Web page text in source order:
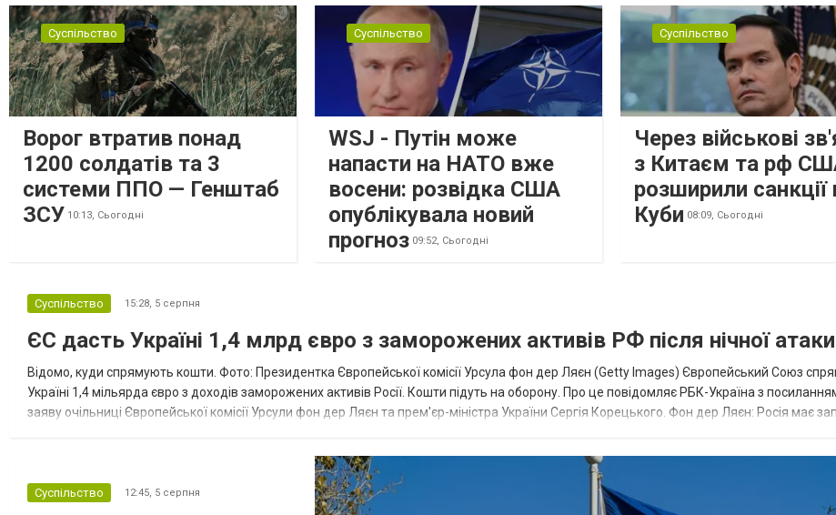
Суспільство
Ворог втратив понад
1200 солдатів та 3
системи ППО — Генштаб
ЗСУ 10:13, Сьогодні
Суспільство
WSJ - Путін може
напасти на НАТО вже
восени: розвідка США
опублікувала новий
прогноз 09:52, Сьогодні
Суспільство
Через військові
з Китаєм та рф
розширили санкції
Куби 08:09, Сьогодні
Суспільство 15:28, 5 серпня
ЄС дасть Україні 1,4 млрд євро з заморожених активів РФ після нічної атаки
Відомо, куди спрямують кошти. Фото: Президентка Європейської комісії Урсула фон дер Ляєн (Getty Images) Європейський Союз
Україні 1,4 мільярда євро з доходів заморожених активів Росії. Кошти підуть на оборону. Про це повідомляє РБК-Україна з
заяву очільниці Європейської комісії Урсули фон дер Ляєн та прем'єр-міністра України Сергія Корецького. Фон дер Ляєн: Росія має
Суспільство 12:45, 5 серпня